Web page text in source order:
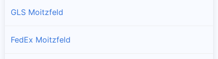
GLS Moitzfeld
FedEx Moitzfeld